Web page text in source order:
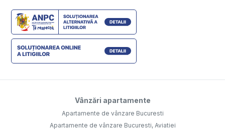
Vânzări apartamente
Apartamente de vânzare Bucuresti
Apartamente de vânzare Bucuresti, Aviatiei